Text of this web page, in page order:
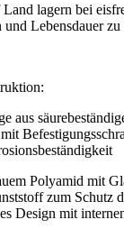
lagern bei
und Lebensdauer
aus
Polyamid mit
zum Schutz
Design mit